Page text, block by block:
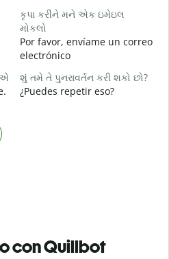
કૃપા કરીને મને એક ઇમેઇલ
મોકલો
Por favor, envíame un correo
electrónico
શું તમે તે પુનરાવર્તન કરી શકો છો?
¿Puedes repetir eso?
con Quillbot